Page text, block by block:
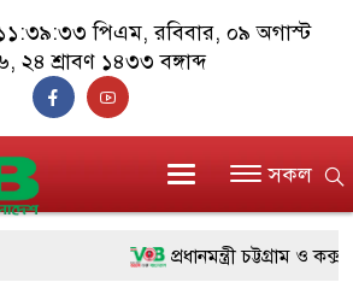
পিএম, রবিবার, ০৯ অগাস্ট
২৪ শ্রাবণ ১৪৩৩ বঙ্গাব্দ
সকল
প্রধানমন্ত্রী চট্টগ্রাম ও